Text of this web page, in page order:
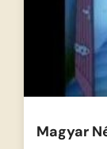
Magyar